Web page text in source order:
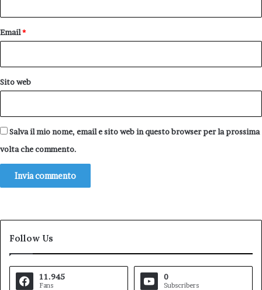
Email*
Sito web
Salva il mio nome, email e sito web in questo browser per la prossima
volta che commento.
Follow Us
11.945
Fans
0
Subscribers